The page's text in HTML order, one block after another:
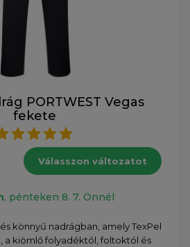
PORTWEST Vegas
fekete
Válasszon változatot
, pénteken 8. 7. Önnél
könnyű nadrágban, amely TexPel
a kiömlő folyadéktól, foltoktól és